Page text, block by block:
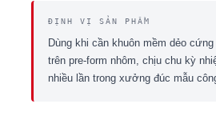
ĐỊNH VỊ SẢN PHẨM
Dùng khi cần khuôn mềm dẻo
trên pre-form nhôm, chịu chu kỳ
nhiều lần trong xưởng đúc mẫu